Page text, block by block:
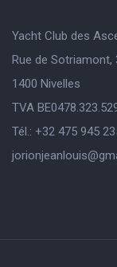
Yacht Club des
Rue de Sotriamont,
1400 Nivelles
TVA
Tél.: +32 475 945